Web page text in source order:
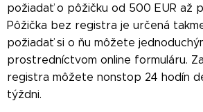
požiadať o pôžičku od 500 EUR až
Pôžička bez registra je určená
požiadať si o ňu môžete
prostredníctvom online formuláru.
registra môžete nonstop 24 hodín
týždni.